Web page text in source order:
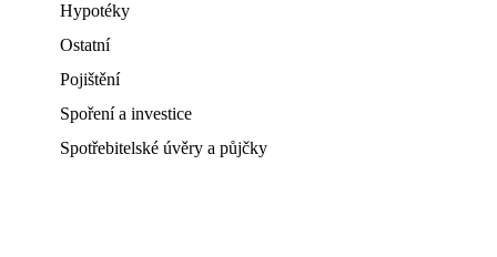
Hypotéky
Ostatní
Pojištění
Spoření a investice
Spotřebitelské úvěry a půjčky